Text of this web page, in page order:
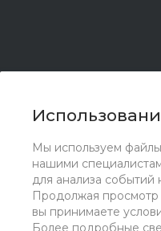
Мы используем
нашими
для анализа
Продолжая просмотр
вы принимаете
Более подробные
© 2017 - 2026 ООО